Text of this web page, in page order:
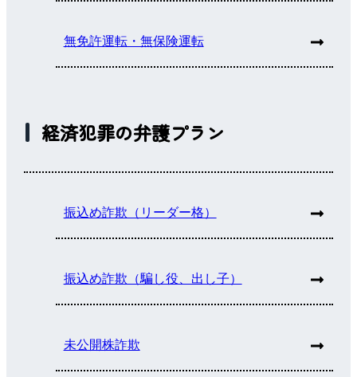
無免許運転・無保険運転
経済犯罪の弁護プラン
振込め詐欺（リーダー格）
振込め詐欺（騙し役、出し子）
未公開株詐欺